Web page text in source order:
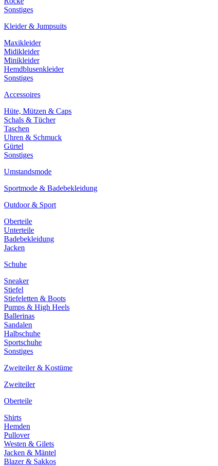
Sonstiges
Kleider & Jumpsuits
Maxikleider
Midikleider
Minikleider
Hemdblusenkleider
Sonstiges
Accessoires
Hüte, Mützen & Caps
Schals & Tücher
Taschen
Uhren & Schmuck
Gürtel
Sonstiges
Umstandsmode
Sportmode & Badebekleidung
Outdoor & Sport
Oberteile
Unterteile
Badebekleidung
Jacken
Schuhe
Sneaker
Stiefel
Stiefeletten & Boots
Pumps & High Heels
Ballerinas
Sandalen
Halbschuhe
Sportschuhe
Sonstiges
Zweiteiler & Kostüme
Zweiteiler
Oberteile
Shirts
Hemden
Pullover
Westen & Gilets
Jacken & Mäntel
Blazer & Sakkos